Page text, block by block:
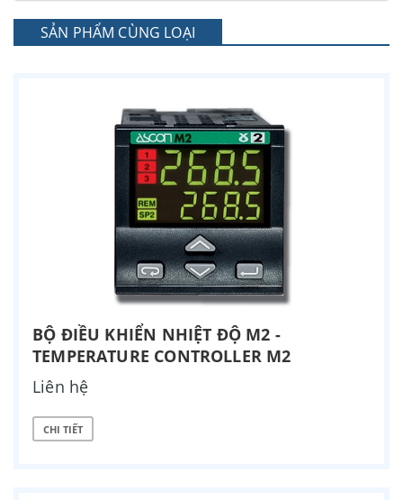
SẢN PHẨM CÙNG LOẠI
BỘ ĐIỀU KHIỂN NHIỆT ĐỘ M2 -
TEMPERATURE CONTROLLER M2
Liên hệ
CHI TIẾT